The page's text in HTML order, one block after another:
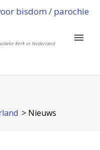
bisdom / parochie
> Nieuws